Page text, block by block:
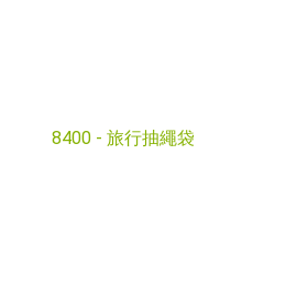
8400 - 旅行抽繩袋